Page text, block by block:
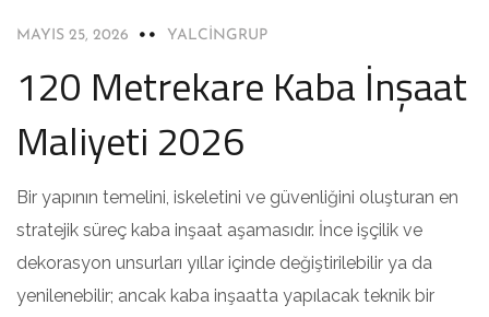
MAYIS 25, 2026 YALCINGRUP
120 Metrekare Kaba İnşaat
Maliyeti 2026
Bir yapının temelini, iskeletini ve güvenliğini oluşturan en
stratejik süreç kaba inşaat aşamasıdır. İnce işçilik ve
dekorasyon unsurları yıllar içinde değiştirilebilir ya da
yenilenebilir; ancak kaba inşaatta yapılacak teknik bir